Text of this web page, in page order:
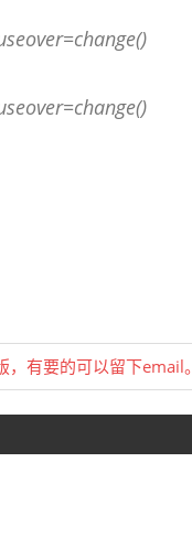
，有要的可以留下email。